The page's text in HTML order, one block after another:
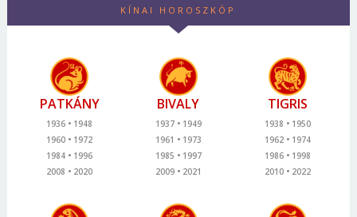
KÍNAI HOROSZKÓP
PATKÁNY
1936
1948
1960
1972
1984
1996
2008
2020
BIVALY
1937
1949
1961
1973
1985
1997
2009
2021
TIGRIS
1938
1950
1962
1974
1986
1998
2010
2022